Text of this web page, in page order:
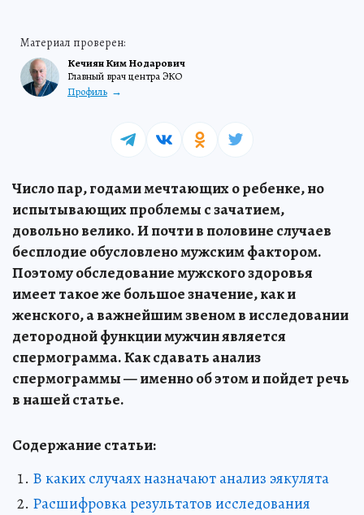
Кечиян Ким Нодарович
Главный врач центра ЭКО
Профиль
Число пар, годами мечтающих о ребенке, но
испытывающих проблемы с зачатием,
довольно велико. И почти в половине случаев
бесплодие обусловлено мужским фактором.
Поэтому обследование мужского здоровья
имеет такое же большое значение, как и
женского, а важнейшим звеном в исследовании
детородной функции мужчин является
спермограмма. Как сдавать анализ
спермограммы — именно об этом и пойдет речь
в нашей статье.
Содержание статьи:
В каких случаях назначают анализ эякулята
Расшифровка результатов исследования